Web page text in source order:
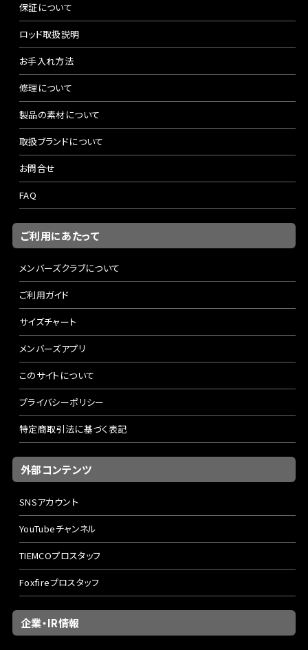
保証について
ロッド取扱説明
お手入れ方法
修理について
製品の素材について
取扱ブランドについて
お問合せ
FAQ
ご利用にあたって
メンバーズクラブについて
ご利用ガイド
サイズチャート
メンバーズアプリ
このサイトについて
プライバシーポリシー
特定商取引法に基づく表記
外部コンテンツ
SNSアカウント
YouTubeチャンネル
TIEMCOプロスタッフ
Foxfireプロスタッフ
企業・IR情報